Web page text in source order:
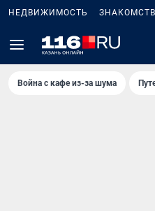
НЕДВИЖИМОСТЬ
Война с кафе из-за шума